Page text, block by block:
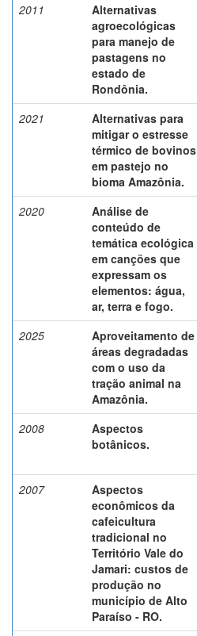
2011
Alternativas
agroecológicas
para manejo de
pastagens no
estado de
Rondônia.
2021
Alternativas para
mitigar o estresse
térmico de bovinos
em pastejo no
bioma Amazônia.
2020
Análise de
conteúdo de
temática ecológica
em canções que
expressam os
elementos: água,
ar, terra e fogo.
2025
Aproveitamento de
áreas degradadas
com o uso da
tração animal na
Amazônia.
2008
Aspectos
botânicos.
2007
Aspectos
econômicos da
cafeicultura
tradicional no
Território Vale do
Jamari: custos de
produção no
município de Alto
Paraíso - RO.